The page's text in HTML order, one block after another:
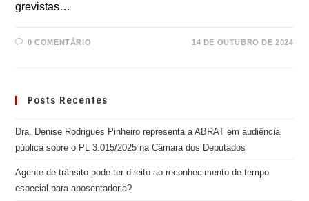
grevistas…
0 COMENTÁRIO 14 DE OUTUBRO DE 2024
Posts Recentes
Dra. Denise Rodrigues Pinheiro representa a ABRAT em audiência
pública sobre o PL 3.015/2025 na Câmara dos Deputados
Agente de trânsito pode ter direito ao reconhecimento de tempo
especial para aposentadoria?